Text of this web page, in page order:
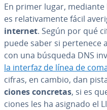
En primer lugar,
es re­la­ti­va­me­n­te fácil
internet. Según por qué
puede saber si pertenece
con una búsqueda DNS
la interfaz de línea de
cifras, en cambio, dan
cio­nes concretas, si es
cio­nes les ha asignado el